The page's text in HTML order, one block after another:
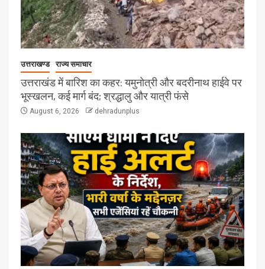
उत्तराखण्ड राज्य समाचार
उत्तराखंड में बारिश का कहर: यमुनोत्री और बदरीनाथ हाईवे पर
भूस्खलन, कई मार्ग बंद; श्रद्धालु और यात्री फंसे
August 6, 2026 dehradunplus